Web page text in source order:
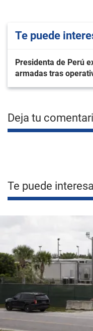
Te puede
Presidenta de Perú
armadas tras
Deja tu
Te puede